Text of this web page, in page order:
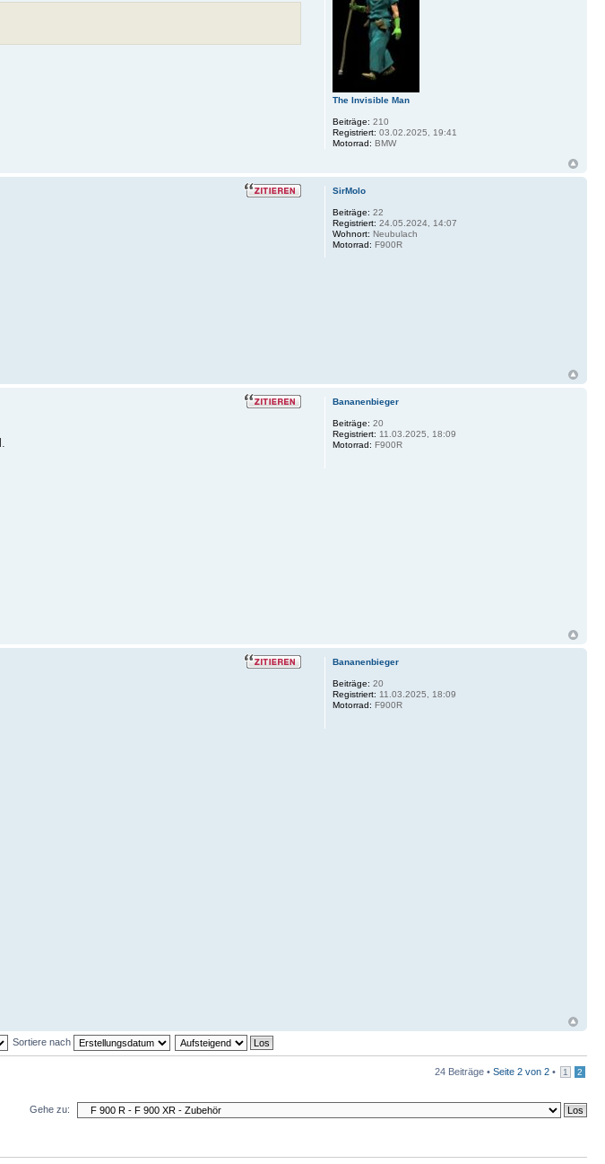
The Invisible Man
Beiträge: 210
Registriert: 03.02.2025, 19:41
Motorrad: BMW
SirMolo
Beiträge: 22
Registriert: 24.05.2024, 14:07
Wohnort: Neubulach
Motorrad: F900R
Bananenbieger
Beiträge: 20
Registriert: 11.03.2025, 18:09
Motorrad: F900R
Bananenbieger
Beiträge: 20
Registriert: 11.03.2025, 18:09
Motorrad: F900R
Sortiere nach
24 Beiträge • Seite 2 von 2 • 1 2
Gehe zu: